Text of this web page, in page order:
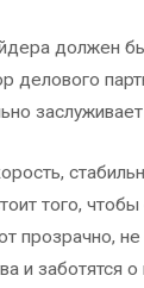
должен
делового
того, чтобы
прозрачно, не
и заботятся о